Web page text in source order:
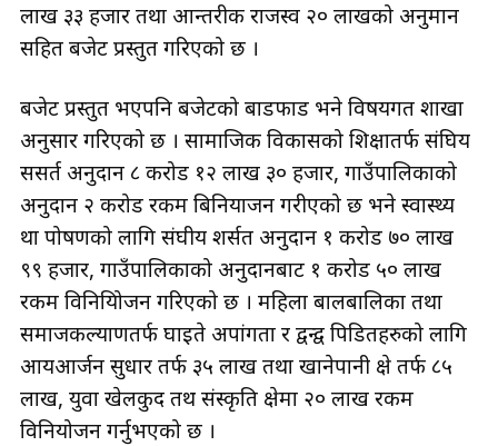
लाख ३३ हजार तथा आन्तरीक राजस्व २० लाखको अनुमान
सहित बजेट प्रस्तुत गरिएको छ ।
बजेट प्रस्तुत भएपनि बजेटको बाडफाड भने विषयगत शाखा
अनुसार गरिएको छ । सामाजिक विकासको शिक्षातर्फ संघिय
ससर्त अनुदान ८ करोड १२ लाख ३० हजार, गाउँपालिकाको
अनुदान २ करोड रकम बिनियाजन गरीएको छ भने स्वास्थ्य
था पोषणको लागि संघीय शर्सत अनुदान १ करोड ७० लाख
९९ हजार, गाउँपालिकाको अनुदानबाट १ करोड ५० लाख
रकम विनियिोजन गरिएको छ । महिला बालबालिका तथा
समाजकल्याणतर्फ घाइते अपांगता र द्वन्द्व पिडितहरुको लागि
आयआर्जन सुधार तर्फ ३५ लाख तथा खानेपानी क्षेत्र तर्फ ८५
लाख, युवा खेलकुद तथ संस्कृति क्षेत्रमा २० लाख रकम
विनियोजन गर्नुभएको छ ।